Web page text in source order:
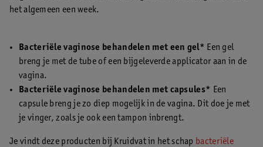
het algemeen een week.
Bacteriële vaginose behandelen met een gel* Een gel
breng je met de tube of een bijgeleverde applicator aan in de
vagina.
Bacteriële vaginose behandelen met capsules* Een
capsule breng je zo diep mogelijk in de vagina. Dit doe je met
je vinger, zoals je ook een tampon inbrengt.
Je vindt deze producten bij Kruidvat in het schap bacteriële